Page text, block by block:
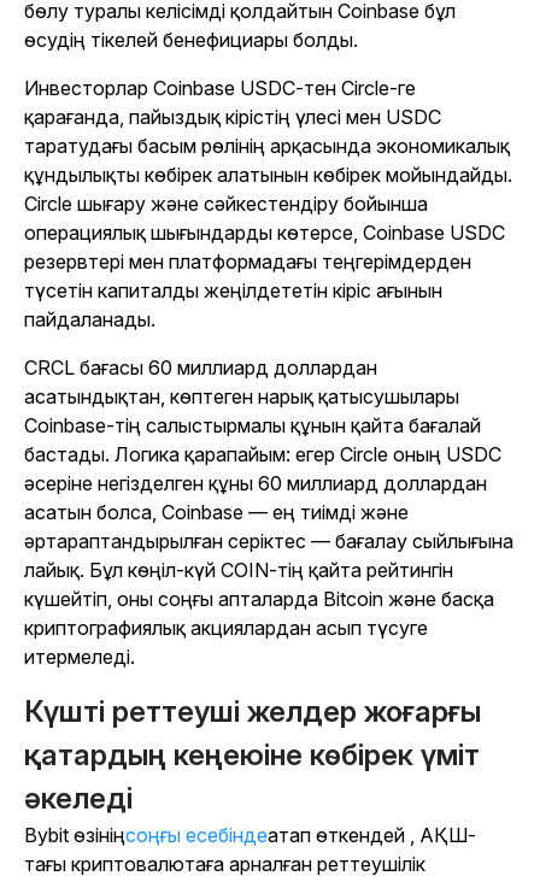
бөлу туралы келісімді қолдайтын Coinbase бұл
өсудің тікелей бенефициары болды.
Инвесторлар Coinbase USDC-тен Circle-ге
қарағанда, пайыздық кірістің үлесі мен USDC
таратудағы басым рөлінің арқасында экономикалық
құндылықты көбірек алатынын көбірек мойындайды.
Circle шығару және сәйкестендіру бойынша
операциялық шығындарды көтерсе, Coinbase USDC
резервтері мен платформадағы теңгерімдерден
түсетін капиталды жеңілдететін кіріс ағынын
пайдаланады.
CRCL бағасы 60 миллиард доллардан
асатындықтан, көптеген нарық қатысушылары
Coinbase-тің салыстырмалы құнын қайта бағалай
бастады. Логика қарапайым: егер Circle оның USDC
әсеріне негізделген құны 60 миллиард доллардан
асатын болса, Coinbase — ең тиімді және
әртараптандырылған серіктес — бағалау сыйлығына
лайық. Бұл көңіл-күй COIN-тің қайта рейтингін
күшейтіп, оны соңғы апталарда Bitcoin және басқа
криптографиялық акциялардан асып түсуге
итермеледі.
Күшті реттеуші желдер жоғарғы
қатардың кеңеюіне көбірек үміт
әкеледі
Bybit өзініңсоңғы есебіндеатап өткендей , АҚШ-
тағы криптовалютаға арналған реттеушілік